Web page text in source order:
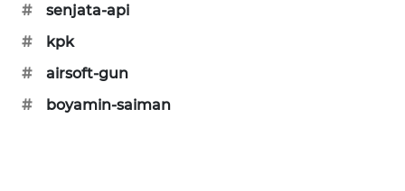
#
senjata-api
#
kpk
#
airsoft-gun
#
boyamin-saiman
MARTABAT
NET
PLN